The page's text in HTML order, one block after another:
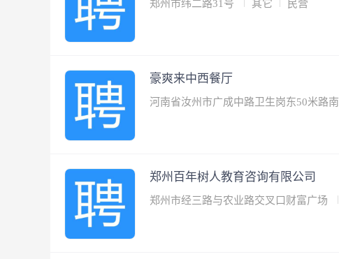
郑州市纬二路31号 其它 民营
豪爽来中西餐厅
河南省汝州市广成中路卫生岗东50米路南
郑州百年树人教育咨询有限公司
郑州市经三路与农业路交叉口财富广场